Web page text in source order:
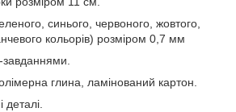
синього, червоного, жовтого,
кольорів) розміром 0,7 мм
завданнями.
глина, ламінований картон.